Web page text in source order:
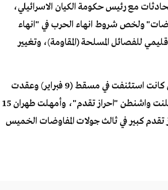
مع رئيس حكومة الكيان الاسرائيلي،
ولخص شروط انهاء الحرب في "انهاء
للفصائل المسلحة (المقاومة)، وتغيير
يشار إلى أن المفاوضات غير المباشرة بين الولايات المتحدة وإيران كانت استئنفت في مسقط (9 فبراير) وعقدت
جولتها الثانية في جنيف بسويسرا، الخميس (17 فبراير)، وأعلنت واشنطن "احراز تقدم"، وأمهلت طهران 15
كبير في ثالث جولات المفاوضات الخميس